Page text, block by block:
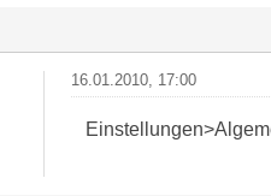
16.01.2010, 17:00